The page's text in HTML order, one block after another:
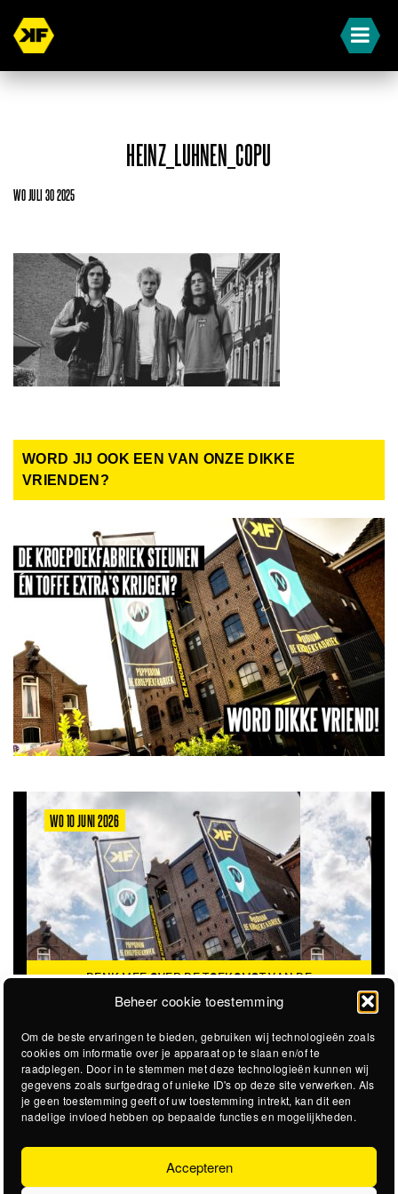
Beheer cookie toestemming
Om de beste ervaringen te bieden, gebruiken wij technologieën zoals
cookies om informatie over je apparaat op te slaan en/of te
raadplegen. Door in te stemmen met deze technologieën kunnen wij
gegevens zoals surfgedrag of unieke ID's op deze site verwerken. Als
je geen toestemming geeft of uw toestemming intrekt, kan dit een
nadelige invloed hebben op bepaalde functies en mogelijkheden.
Accepteren
HEINZ_LUHNEN_COPU
WO JULI 30 2025
WORD JIJ OOK EEN VAN ONZE DIKKE
VRIENDEN?
WO 10 JUNI 2026
DENK MEE OVER DE TOEKOMST VAN DE
KROEPOEKFABRIEK